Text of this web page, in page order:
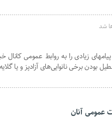
شد
زیادی را به روابط عمومی کانال
بودن برخی نانوایی‌های آزادپز و یا
عمومی آنان